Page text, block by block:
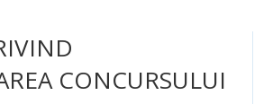
CONCURSULUI